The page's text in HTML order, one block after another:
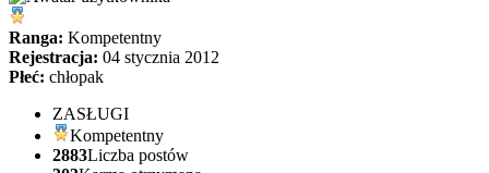
Ranga: Kompetentny
Rejestracja: 04 stycznia 2012
Płeć: chłopak
ZASŁUGI
Kompetentny
2883Liczba postów